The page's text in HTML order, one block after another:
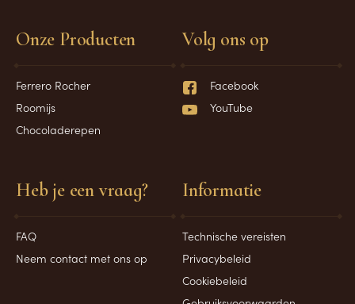
Onze Producten
Ferrero Rocher
Roomijs
Chocoladerepen
Heb je een vraag?
FAQ
Neem contact met ons op
Informatie
Technische vereisten
Privacybeleid
Cookiebeleid
Volg ons op
Facebook
YouTube